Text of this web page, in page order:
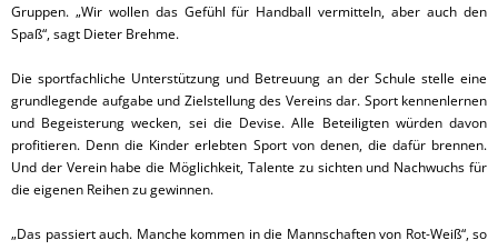
Gruppen. „Wir wollen das Gefühl für Handball vermitteln, aber auch den
Spaß“, sagt Dieter Brehme.
Die sportfachliche Unterstützung und Betreuung an der Schule stelle eine
grundlegende aufgabe und Zielstellung des Vereins dar. Sport kennenlernen
und Begeisterung wecken, sei die Devise. Alle Beteiligten würden davon
profitieren. Denn die Kinder erlebten Sport von denen, die dafür brennen.
Und der Verein habe die Möglichkeit, Talente zu sichten und Nachwuchs für
die eigenen Reihen zu gewinnen.
„Das passiert auch. Manche kommen in die Mannschaften von Rot-Weiß“, so